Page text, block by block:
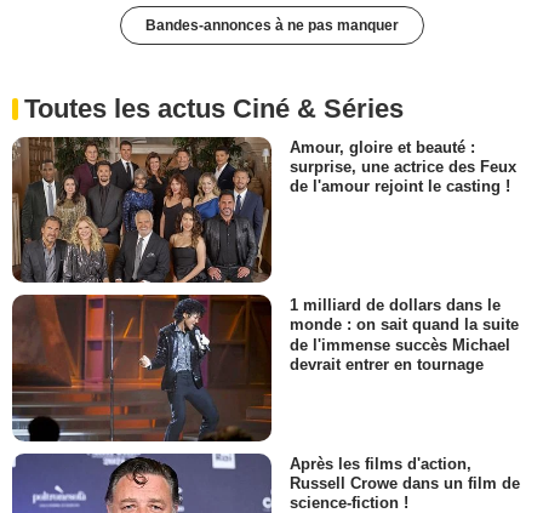
Bandes-annonces à ne pas manquer
Toutes les actus Ciné & Séries
Amour, gloire et beauté :
surprise, une actrice des Feux
de l'amour rejoint le casting !
1 milliard de dollars dans le
monde : on sait quand la suite
de l'immense succès Michael
devrait entrer en tournage
Après les films d'action,
Russell Crowe dans un film de
science-fiction !